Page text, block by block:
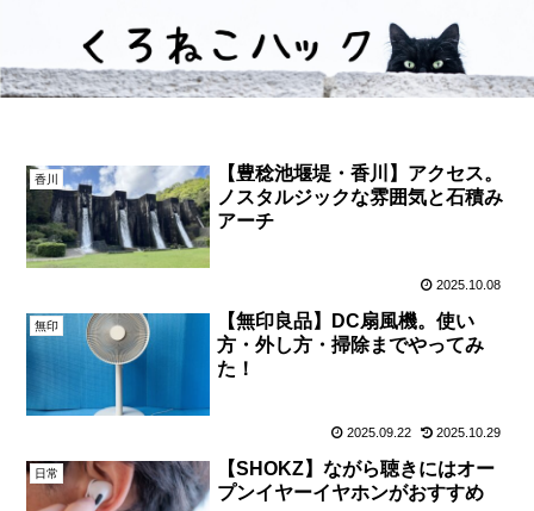
香川
【豊稔池堰堤・香川】アクセス。
ノスタルジックな雰囲気と石積み
アーチ
2025.10.08
無印
【無印良品】DC扇風機。使い
方・外し方・掃除までやってみ
た！
2025.09.22 2025.10.29
日常
【SHOKZ】ながら聴きにはオー
プンイヤーイヤホンがおすすめ